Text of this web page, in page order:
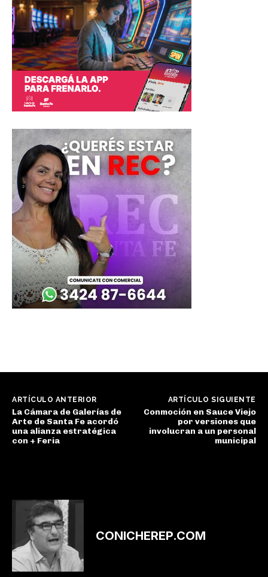
ARTÍCULO ANTERIOR
La Cámara de Galerías de
Arte de Santa Fe acordó
una alianza estratégica
con + Feria
ARTÍCULO SIGUIENTE
Conmoción en Sauce Viejo
por versiones que
involucran a un personal
municipal
CONICHEREP.COM